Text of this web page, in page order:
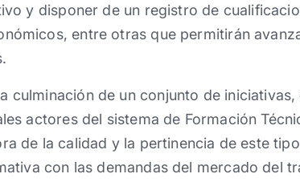
y disponer de un registro de
entre otras que permitirán
culminación de un conjunto de
actores del sistema de Formación
de la calidad y la pertinencia de este
con las demandas del mercado del